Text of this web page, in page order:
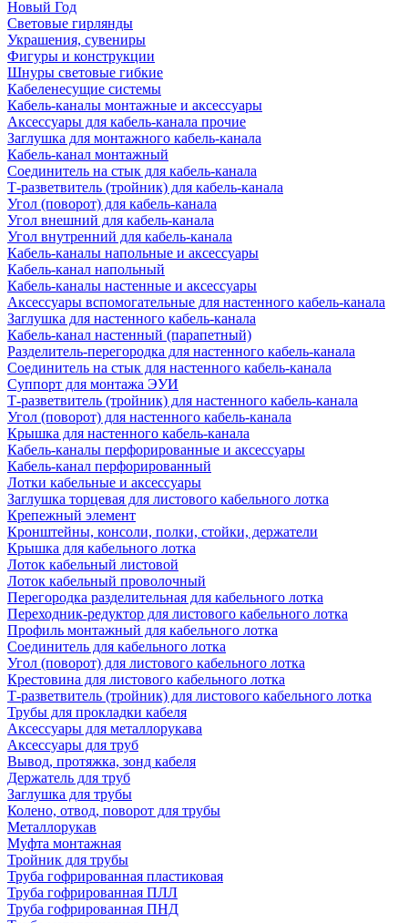
Новый Год
Световые гирлянды
Украшения, сувениры
Фигуры и конструкции
Шнуры световые гибкие
Кабеленесущие системы
Кабель-каналы монтажные и аксессуары
Аксессуары для кабель-канала прочие
Заглушка для монтажного кабель-канала
Кабель-канал монтажный
Соединитель на стык для кабель-канала
Т-разветвитель (тройник) для кабель-канала
Угол (поворот) для кабель-канала
Угол внешний для кабель-канала
Угол внутренний для кабель-канала
Кабель-каналы напольные и аксессуары
Кабель-канал напольный
Кабель-каналы настенные и аксессуары
Аксессуары вспомогательные для настенного кабель-канала
Заглушка для настенного кабель-канала
Кабель-канал настенный (парапетный)
Разделитель-перегородка для настенного кабель-канала
Соединитель на стык для настенного кабель-канала
Суппорт для монтажа ЭУИ
Т-разветвитель (тройник) для настенного кабель-канала
Угол (поворот) для настенного кабель-канала
Крышка для настенного кабель-канала
Кабель-каналы перфорированные и аксессуары
Кабель-канал перфорированный
Лотки кабельные и аксессуары
Заглушка торцевая для листового кабельного лотка
Крепежный элемент
Кронштейны, консоли, полки, стойки, держатели
Крышка для кабельного лотка
Лоток кабельный листовой
Лоток кабельный проволочный
Перегородка разделительная для кабельного лотка
Переходник-редуктор для листового кабельного лотка
Профиль монтажный для кабельного лотка
Соединитель для кабельного лотка
Угол (поворот) для листового кабельного лотка
Крестовина для листового кабельного лотка
Т-разветвитель (тройник) для листового кабельного лотка
Трубы для прокладки кабеля
Аксессуары для металлорукава
Аксессуары для труб
Вывод, протяжка, зонд кабеля
Держатель для труб
Заглушка для трубы
Колено, отвод, поворот для трубы
Металлорукав
Муфта монтажная
Тройник для трубы
Труба гофрированная пластиковая
Труба гофрированная ПЛЛ
Труба гофрированная ПНД